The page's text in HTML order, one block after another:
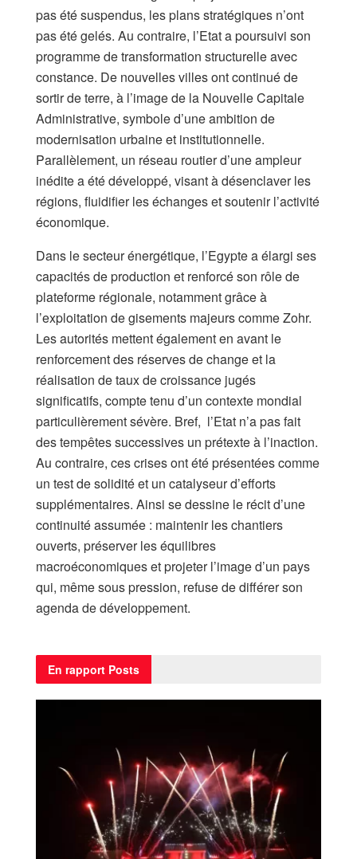
pas été suspendus, les plans stratégiques n’ont
pas été gelés. Au contraire, l’Etat a poursuivi son
programme de transformation structurelle avec
constance. De nouvelles villes ont continué de
sortir de terre, à l’image de la Nouvelle Capitale
Administrative, symbole d’une ambition de
modernisation urbaine et institutionnelle.
Parallèlement, un réseau routier d’une ampleur
inédite a été développé, visant à désenclaver les
régions, fluidifier les échanges et soutenir l’activité
économique.
Dans le secteur énergétique, l’Egypte a élargi ses
capacités de production et renforcé son rôle de
plateforme régionale, notamment grâce à
l’exploitation de gisements majeurs comme Zohr.
Les autorités mettent également en avant le
renforcement des réserves de change et la
réalisation de taux de croissance jugés
significatifs, compte tenu d’un contexte mondial
particulièrement sévère. Bref, l’Etat n’a pas fait
des tempêtes successives un prétexte à l’inaction.
Au contraire, ces crises ont été présentées comme
un test de solidité et un catalyseur d’efforts
supplémentaires. Ainsi se dessine le récit d’une
continuité assumée : maintenir les chantiers
ouverts, préserver les équilibres
macroéconomiques et projeter l’image d’un pays
qui, même sous pression, refuse de différer son
agenda de développement.
En rapport Posts